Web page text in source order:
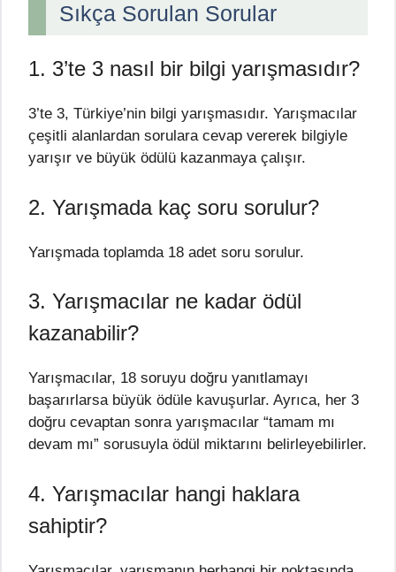
Sıkça Sorulan Sorular
1. 3’te 3 nasıl bir bilgi yarışmasıdır?
3’te 3, Türkiye’nin bilgi yarışmasıdır. Yarışmacılar
çeşitli alanlardan sorulara cevap vererek bilgiyle
yarışır ve büyük ödülü kazanmaya çalışır.
2. Yarışmada kaç soru sorulur?
Yarışmada toplamda 18 adet soru sorulur.
3. Yarışmacılar ne kadar ödül
kazanabilir?
Yarışmacılar, 18 soruyu doğru yanıtlamayı
başarırlarsa büyük ödüle kavuşurlar. Ayrıca, her 3
doğru cevaptan sonra yarışmacılar “tamam mı
devam mı” sorusuyla ödül miktarını belirleyebilirler.
4. Yarışmacılar hangi haklara
sahiptir?